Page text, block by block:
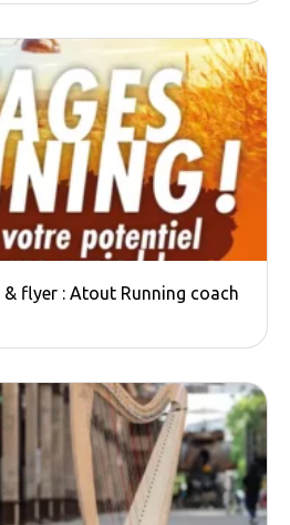
flyer : Atout Running coach